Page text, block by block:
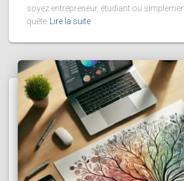
soyez entrepreneur, étudiant ou
quête Lire la suite